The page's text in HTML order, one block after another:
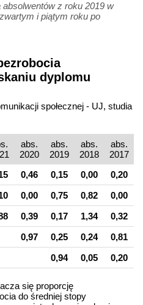
z roku 2019 w
i piątym roku po
dyplomu
społecznej - UJ, studia
abs.
2020
abs.
2019
abs.
2018
abs.
2017
0,46 0,15 0,00
0,20
0,00 0,75 0,82
0,00
0,39 0,17 1,34
0,32
0,97 0,25 0,24
0,81
0,94 0,05 0,20
się proporcję
do średniej stopy